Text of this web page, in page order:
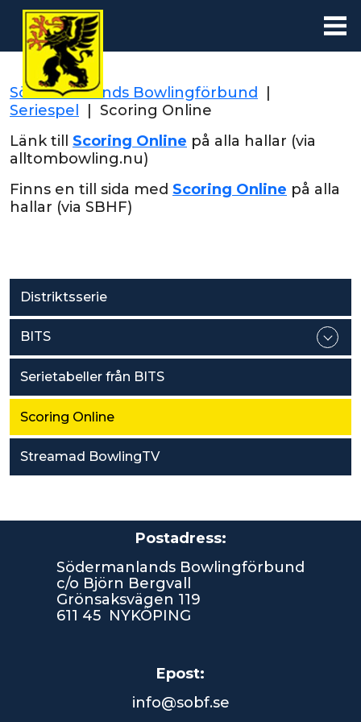
Distriktsserie
BITS
Serietabeller från BITS
Scoring Online
Streamad BowlingTV
Södermanlands Bowlingförbund
Seriespel
Scoring Online
Länk till Scoring Online på alla hallar (via
alltombowling.nu)
Finns en till sida med Scoring Online på alla
hallar (via SBHF)
Postadress:
Södermanlands Bowlingförbund
c/o Björn Bergvall
Grönsaksvägen 119
611 45 NYKÖPING
Epost:
info@sobf.se